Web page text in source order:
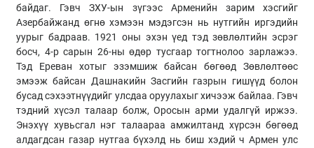
байдаг. Гэвч ЗХУ-ын зүгээс Арменийн зарим хэсгийг
Азербайжанд өгнө хэмээн мэдэгсэн нь нутгийн иргэдийн
уурыг бадраав. 1921 оны эхэн үед тэд зөвлөлтийн эсрэг
босч, 4-р сарын 26-ны өдөр тусгаар тогтнолоо зарлажээ.
Тэд Ереван хотыг эзэмшиж байсан бөгөөд Зөвлөлтөөс
эмээж байсан Дашнакийн Засгийн газрын гишүүд болон
бусад сэхээтнүүдийг улсдаа оруулахыг хичээж байлаа. Гэвч
тэдний хүсэл талаар болж, Оросын арми удалгүй иржээ.
Энэхүү хувьсгал нэг талаараа амжилтанд хүрсэн бөгөөд
алдагдсан газар нутгаа бүхэлд нь биш хэдий ч Армен улс